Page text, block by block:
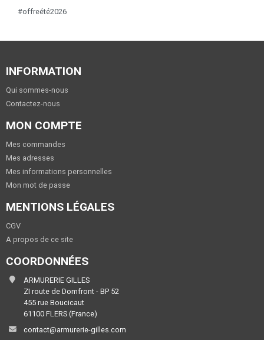
#offreété2026
INFORMATION
Qui sommes-nous
Contactez-nous
MON COMPTE
Mes commandes
Mes adresses
Mes informations personnelles
Mon mot de passe
MENTIONS LÉGALES
CGV
A propos de ce site
COORDONNÉES
ARMURERIE GILLES
ZI route de Domfront - BP 52
455 rue Boucicaut
61100 FLERS (France)
contact@armurerie-gilles.com